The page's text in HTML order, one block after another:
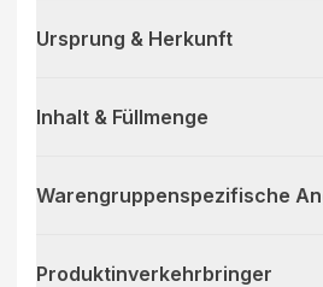
Ursprung & Herkunft
Inhalt & Füllmenge
Warengruppenspezifische
Produktinverkehrbringer